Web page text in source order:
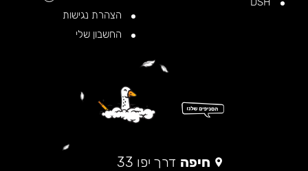
הצהרת נגישות
החשבון שלי
חיפה דרך יפו 33